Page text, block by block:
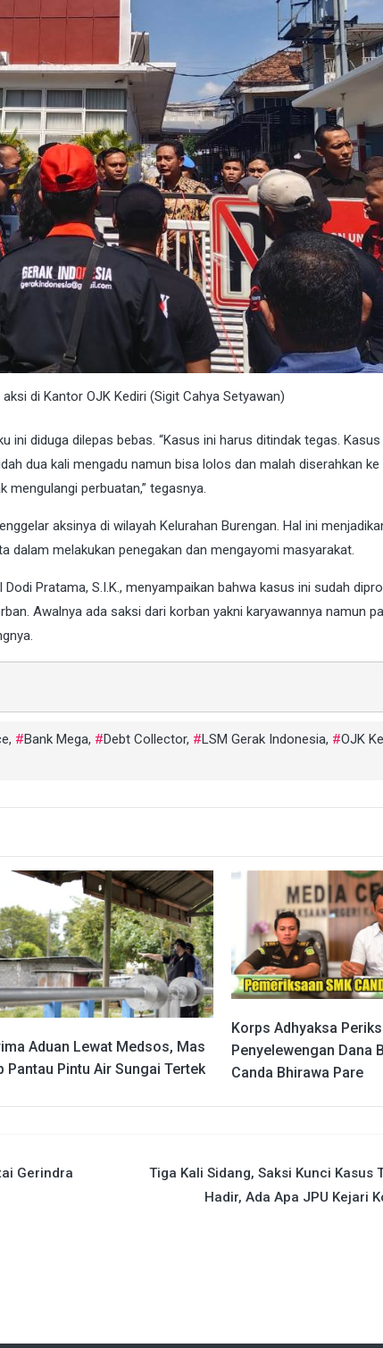
di Kantor OJK Kediri (Sigit Cahya Setyawan)
ini diduga dilepas bebas. “Kasus ini harus ditindak tegas.
dua kali mengadu namun bisa lolos dan malah diserahkan ke
perbuatan,” tegasnya.
aksinya di wilayah Kelurahan Burengan. Hal ini
dalam melakukan penegakan dan mengayomi masyarakat.
Pratama, S.I.K., menyampaikan bahwa kasus ini sudah
Awalnya ada saksi dari korban yakni karyawannya namun
, Bank Mega, Debt Collector, LSM Gerak Indonesia, OJK
Aduan Lewat Medsos, Mas
Pantau Pintu Air Sungai Tertek
Korps Adhyaksa
Penyelewengan Dana
Canda Bhirawa Pare
Gerindra
Tiga Kali Sidang, Saksi Kunci Kasus
Hadir, Ada Apa JPU Kejari